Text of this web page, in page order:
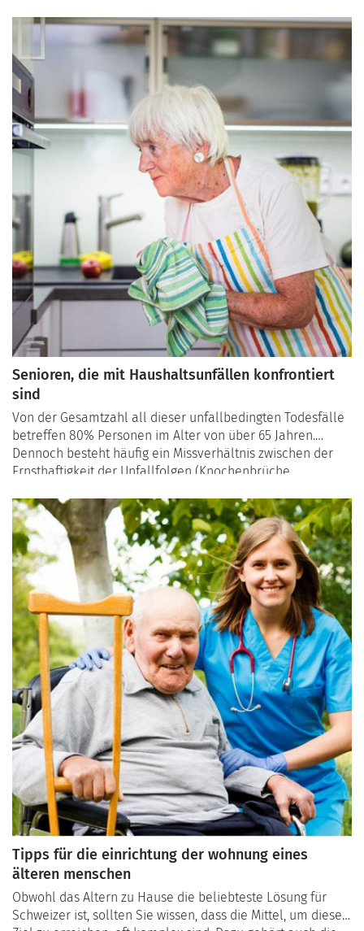
sicherer zu machen, mit besonderem Schwerpunkt auf der
Vermeidung von Stürzen und der Barrierefreiheit.
Senioren, die mit Haushaltsunfällen konfrontiert
sind
Von der Gesamtzahl all dieser unfallbedingten Todesfälle
betreffen 80% Personen im Alter von über 65 Jahren.
Dennoch besteht häufig ein Missverhältnis zwischen der
Ernsthaftigkeit der Unfallfolgen (Knochenbrüche,
Haus zu verlassen oder sich zu bewegen usw.) und der
Harmlosigkeit der Ursachen, die zu einem Unfall geführt
haben. Erfahren Sie mehr über die häufigsten Unfälle zu
Hause und unsere Tipps, um wachsam zu bleiben.
Tipps für die einrichtung der wohnung eines
älteren menschen
Obwohl das Altern zu Hause die beliebteste Lösung für
Schweizer ist, sollten Sie wissen, dass die Mittel, um dieses